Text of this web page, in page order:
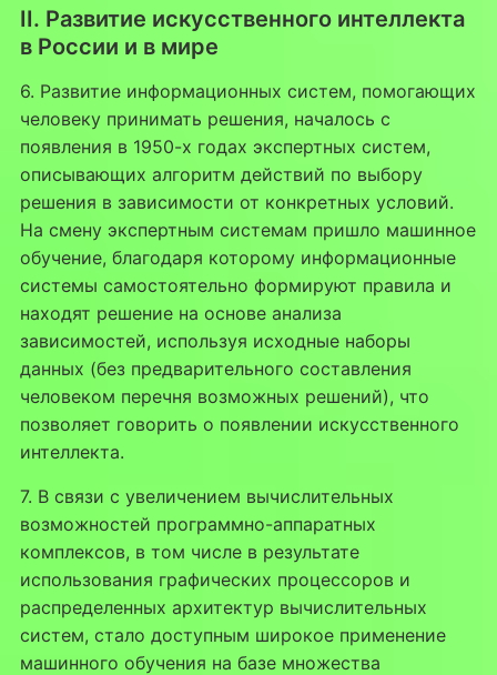
II. Развитие искусственного интеллекта
в России и в мире
6. Развитие информационных систем, помогающих
человеку принимать решения, началось с
появления в 1950-х годах экспертных систем,
описывающих алгоритм действий по выбору
решения в зависимости от конкретных условий.
На смену экспертным системам пришло машинное
обучение, благодаря которому информационные
системы самостоятельно формируют правила и
находят решение на основе анализа
зависимостей, используя исходные наборы
данных (без предварительного составления
человеком перечня возможных решений), что
позволяет говорить о появлении искусственного
интеллекта.
7. В связи с увеличением вычислительных
возможностей программно-аппаратных
комплексов, в том числе в результате
использования графических процессоров и
распределенных архитектур вычислительных
систем, стало доступным широкое применение
машинного обучения на базе множества